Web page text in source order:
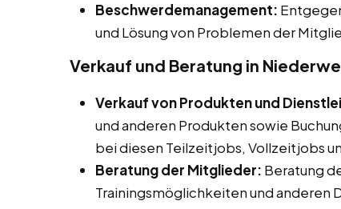
Beschwerdemanagement:
und Lösung von Problemen der
Verkauf und Beratung in
Verkauf von Produkten und
und anderen Produkten sowie
bei diesen Teilzeitjobs, Vollzeitjobs
Beratung der Mitglieder: Beratung
Trainingsmöglichkeiten und anderen